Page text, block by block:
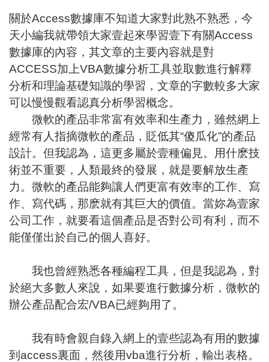
關於Access數據庫不知道大家對此熟不熟悉，今
天小編我就帶領大家壹起來學習壹下有關Access
數據庫的內容，其文章的主要內容就是對
ACCESS加上VBA數據分析工具並取數進行解釋
分析和理論基礎知識的學習，文章的字數較多大家
可以慢慢觀看認真分析學習概念。
微軟的產品非常富有效率和生產力，雖然網上
經常有人指摘微軟的產品，貶低其“傻瓜化”的產品
設計。但我認為，這更多屬於壹種偏見。用什麽技
術並不重要，人類最終的發展，就是要解放生產
力。微軟的產品能夠讓人們更富有效率的工作、寫
作、寫代碼，那麽就有其巨大的價值。當妳為壹家
公司工作，就要看這個產品是否對公司有利，而不
能僅僅出於自己的個人喜好。
我也曾經熟悉各種編程工具，但是我認為，對
於絕大多數人來說，如果要進行數據分析，微軟的
辦公產品配合宏/VBA已經夠用了。
我有時會親自錄入網上的壹些認為有用的數據
到access裏面，然後用vba進行分析，輸出表格。